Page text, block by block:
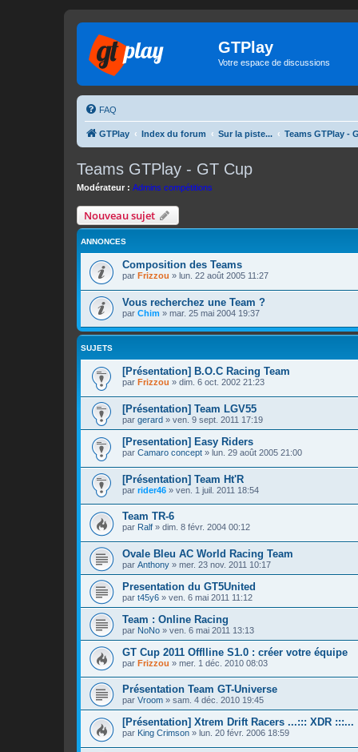
GTPlay
Votre espace de discussions
FAQ
GTPlay Index du forum Sur la piste... Teams GTPlay -
Teams GTPlay - GT Cup
Modérateur : Admins compétitions
Nouveau sujet
ANNONCES
Composition des Teams
par Frizzou » lun. 22 août 2005 11:27
Vous recherchez une Team ?
par Chim » mar. 25 mai 2004 19:37
SUJETS
[Présentation] B.O.C Racing Team
par Frizzou » dim. 6 oct. 2002 21:23
[Présentation] Team LGV55
par gerard » ven. 9 sept. 2011 17:19
[Presentation] Easy Riders
par Camaro concept » lun. 29 août 2005 21:00
[Présentation] Team Ht'R
par rider46 » ven. 1 juil. 2011 18:54
Team TR-6
par Ralf » dim. 8 févr. 2004 00:12
Ovale Bleu AC World Racing Team
par Anthony » mer. 23 nov. 2011 10:17
Presentation du GT5United
par t45y6 » ven. 6 mai 2011 11:12
Team : Online Racing
par NoNo » ven. 6 mai 2011 13:13
GT Cup 2011 Offlline S1.0 : créer votre équipe
par Frizzou » mer. 1 déc. 2010 08:03
Présentation Team GT-Universe
par Vroom » sam. 4 déc. 2010 19:45
[Présentation] Xtrem Drift Racers ...::: XDR :::...
par King Crimson » lun. 20 févr. 2006 18:59